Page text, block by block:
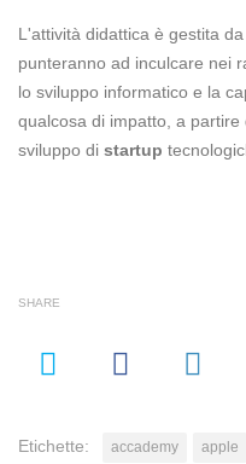
L'attività didattica è gestita
punteranno ad inculcare nei
lo sviluppo informatico e la
qualcosa di impatto, a
sviluppo di startup
SHARE
Etichette: accademy apple